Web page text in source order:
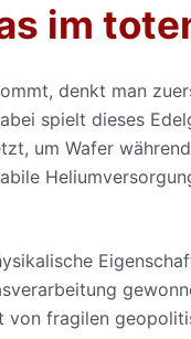
im
denkt man
spielt dieses
um Wafer
fragilen